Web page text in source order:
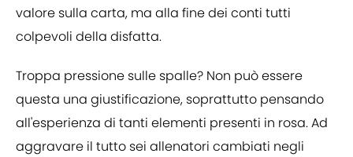
valore sulla carta, ma alla fine dei conti tutti
colpevoli della disfatta.
Troppa pressione sulle spalle? Non può essere
questa una giustificazione, soprattutto pensando
all'esperienza di tanti elementi presenti in rosa. Ad
aggravare il tutto sei allenatori cambiati negli